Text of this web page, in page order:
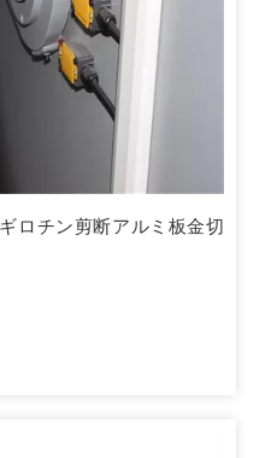
ロチン剪断アルミ板金切